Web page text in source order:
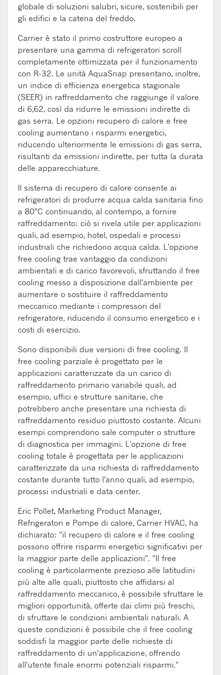
globale di soluzioni salubri, sicure, sostenibili per
gli edifici e la catena del freddo.
Carrier è stato il primo costruttore europeo a
presentare una gamma di refrigeratori scroll
completamente ottimizzata per il funzionamento
con R-32. Le unità AquaSnap presentano, inoltre,
un indice di efficienza energetica stagionale
(SEER) in raffreddamento che raggiunge il valore
di 6,62, così da ridurre le emissioni indirette di
gas serra. Le opzioni recupero di calore e free
cooling aumentano i risparmi energetici,
riducendo ulteriormente le emissioni di gas serra,
risultanti da emissioni indirette, per tutta la durata
delle apparecchiature.
Il sistema di recupero di calore consente ai
refrigeratori di produrre acqua calda sanitaria fino
a 80°C continuando, al contempo, a fornire
raffreddamento: ciò si rivela utile per applicazioni
quali, ad esempio, hotel, ospedali e processi
industriali che richiedono acqua calda. L'opzione
free cooling trae vantaggio da condizioni
ambientali e di carico favorevoli, sfruttando il free
cooling messo a disposizione dall'ambiente per
aumentare o sostituire il raffreddamento
meccanico mediante i compressori del
refrigeratore, riducendo il consumo energetico e i
costi di esercizio.
Sono disponibili due versioni di free cooling. Il
free cooling parziale è progettato per le
applicazioni caratterizzate da un carico di
raffreddamento primario variabile quali, ad
esempio, uffici e strutture sanitarie, che
potrebbero anche presentare una richiesta di
raffreddamento residuo piuttosto costante. Alcuni
esempi comprendono sale computer o strutture
di diagnostica per immagini. L'opzione di free
cooling totale è progettata per le applicazioni
caratterizzate da una richiesta di raffreddamento
costante durante tutto l'anno quali, ad esempio,
processi industriali e data center.
Eric Pollet, Marketing Product Manager,
Refrigeratori e Pompe di calore, Carrier HVAC, ha
dichiarato: "il recupero di calore e il free cooling
possono offrire risparmi energetici significativi per
la maggior parte delle applicazioni". "Il free
cooling è particolarmente prezioso alle latitudini
più alte alle quali, piuttosto che affidarsi al
raffreddamento meccanico, è possibile sfruttare le
migliori opportunità, offerte dai climi più freschi,
di sfruttare le condizioni ambientali naturali. A
queste condizioni è possibile che il free cooling
soddisfi la maggior parte delle richieste di
raffreddamento di un'applicazione, offrendo
all'utente finale enormi potenziali risparmi."